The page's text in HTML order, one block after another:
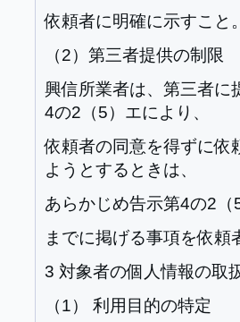
依頼者に明確に示すこと
（2）第三者提供の制限
興信所業者は、第三者に
4の2（5）エにより、
依頼者の同意を得ずに依
ようとするときは、
あらかじめ告示第4の2
までに掲げる事項を依
3 対象者の個人情報の取
（1） 利用目的の特定